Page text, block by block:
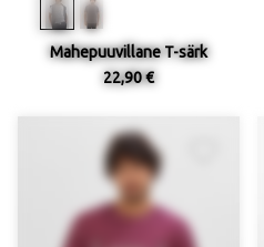
Mahepuuvillane T-särk
22,90 €